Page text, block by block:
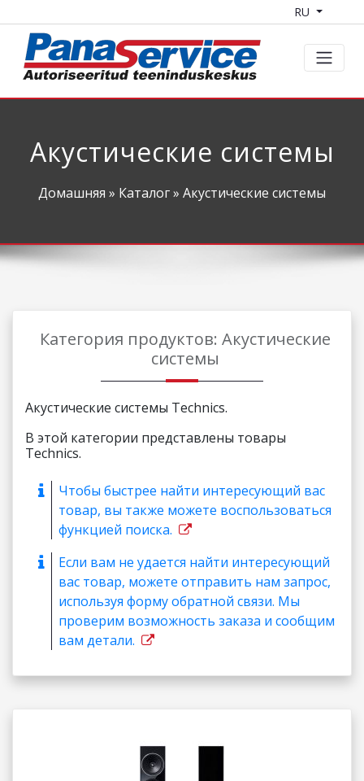
RU
Акустические системы
Домашняя » Каталог» Акустические системы
Категория продуктов: Акустические
системы
Акустические системы Technics.
В этой категории представлены товары
Technics.
Чтобы быстрее найти интересующий вас
товар, вы также можете воспользоваться
функцией поиска.
Если вам не удается найти интересующий
вас товар, можете отправить нам запрос,
используя форму обратной связи. Мы
проверим возможность заказа и сообщим
вам детали.